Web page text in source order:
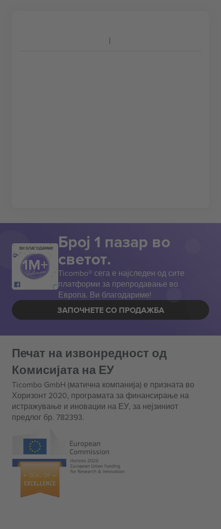
ВИ БЛАГОДАРАМ! Број 1 пазар во
светот.
Ticombo® сега е најследен од сите
платформи за препродавање во
Европа. Ви благодариме!
ЗАПОЧНЕТЕ СО ПРОДАЖБА
Печат на извонредност од
Комисијата на ЕУ
Ticombo GmbH (матична компанија) е призната во
Хоризонт 2020, програмата за финансирање на
истражување и иновации на ЕУ, за нејзиниот
предлог бр. 782393.